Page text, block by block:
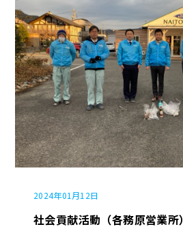
2024年01月12日
社会貢献活動（各務原営業所）